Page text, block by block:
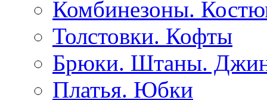
Комбинезоны.
Толстовки. Кофты
Брюки. Штаны.
Платья. Юбки